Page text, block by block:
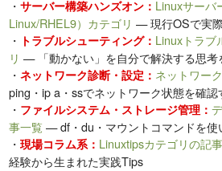
・サーバー構築ハンズオン： Linuxサーバ
Linux/RHEL9）カテゴリ — 現行OSで実
・ トラブルシューティング： Linuxトラブ
リ — 「動かない」を自分で解決する思考
・ネットワーク診断・設定： ネットワー
ping・ip a・ssでネットワーク状態を確認
・ ファイルシステム・ストレージ管理：
事一覧— df・du・マウントコマンドを使
・現場コラム系： Linuxtipsカテゴリの記
経験から生まれた実践Tips